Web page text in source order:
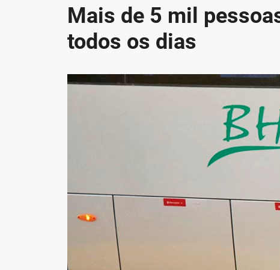
Mais de 5 mil
todos os dias